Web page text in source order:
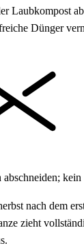
Laubkompost
Dünger
abschneiden;
nach dem
zieht